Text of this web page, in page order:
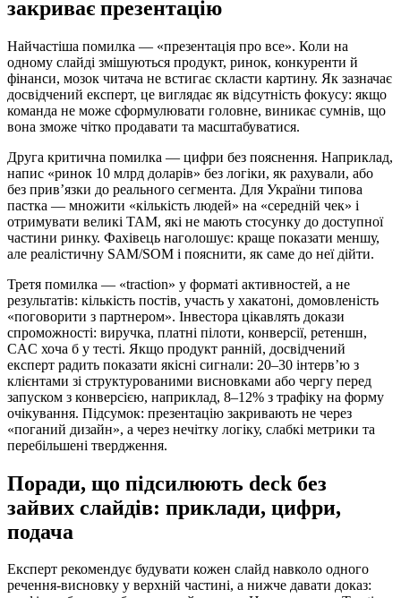
закриває презентацію
Найчастіша помилка — «презентація про все». Коли на
одному слайді змішуються продукт, ринок, конкуренти й
фінанси, мозок читача не встигає скласти картину. Як зазначає
досвідчений експерт, це виглядає як відсутність фокусу: якщо
команда не може сформулювати головне, виникає сумнів, що
вона зможе чітко продавати та масштабуватися.
Друга критична помилка — цифри без пояснення. Наприклад,
напис «ринок 10 млрд доларів» без логіки, як рахували, або
без прив’язки до реального сегмента. Для України типова
пастка — множити «кількість людей» на «середній чек» і
отримувати великі TAM, які не мають стосунку до доступної
частини ринку. Фахівець наголошує: краще показати меншу,
але реалістичну SAM/SOM і пояснити, як саме до неї дійти.
Третя помилка — «traction» у форматі активностей, а не
результатів: кількість постів, участь у хакатоні, домовленість
«поговорити з партнером». Інвестора цікавлять докази
спроможності: виручка, платні пілоти, конверсії, ретеншн,
CAC хоча б у тесті. Якщо продукт ранній, досвідчений
експерт радить показати якісні сигнали: 20–30 інтерв’ю з
клієнтами зі структурованими висновками або чергу перед
запуском з конверсією, наприклад, 8–12% з трафіку на форму
очікування. Підсумок: презентацію закривають не через
«поганий дизайн», а через нечітку логіку, слабкі метрики та
перебільшені твердження.
Поради, що підсилюють deck без
зайвих слайдів: приклади, цифри,
подача
Експерт рекомендує будувати кожен слайд навколо одного
речення-висновку у верхній частині, а нижче давати доказ: